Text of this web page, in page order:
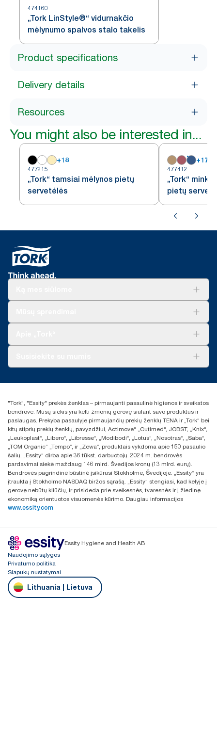
474160
„Tork LinStyle®“ vidurnakčio
mėlynumo spalvos stalo takelis
Product specifications
Delivery details
Resources
You might also be interested in...
+18
477215
„Tork“ tamsiai mėlynos pietų
servetėlės
+17
477412
„Tork“
pietų
+370 5 268 3455
UAB Essity Lithuania
Naugarduko g. 98
LT-03160 Vilnius, Lietuva
"Tork", "Essity" prekės ženklas – pirmaujanti pasaulinė higienos ir sveikatos
bendrovė. Mūsų siekis yra kelti žmonių gerovę siūlant savo produktus ir
paslaugas. Prekyba pasaulyje pirmaujančių prekių ženklų TENA ir „Tork“ bei
kitų stiprių prekių ženklų, pavyzdžiui, Actimove“ „Cutimed“, JOBST, „Knix“,
„Leukoplast“, „Libero“, „Libresse“, „Modibodi“, „Lotus“, „Nosotras“, „Saba“,
„TOM Organic“ „Tempo“, ir „Zewa“, produktais vykdoma apie 150 pasaulio
šalių. „Essity“ dirba apie 36 tūkst. darbuotojų. 2024 m. bendrovės
pardavimai siekė maždaug 146 mlrd. Švedijos kronų (13 mlrd. eurų).
Bendrovės pagrindinė būstinė įsikūrusi Stokholme, Švedijoje. „Essity“ yra
įtraukta į Stokholmo NASDAQ biržos sąrašą. „Essity“ stengiasi, kad kelyje į
gerovę nebūtų kliūčių, ir prisideda prie sveikesnės, tvaresnės ir į žiedinę
ekonomiką orientuotos visuomenės kūrimo. Daugiau informacijos
www.essity.com
Essity Hygiene and Health AB
Naudojimo sąlygos
Privatumo politika
Slapukų nustatymai
Lithuania | Lietuva